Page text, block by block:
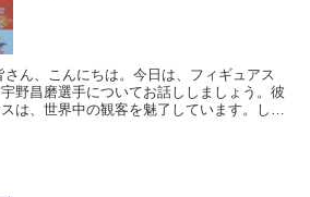
野昌磨選手についてお話ししましょう。彼
は、世界中の観客を魅了しています。しか